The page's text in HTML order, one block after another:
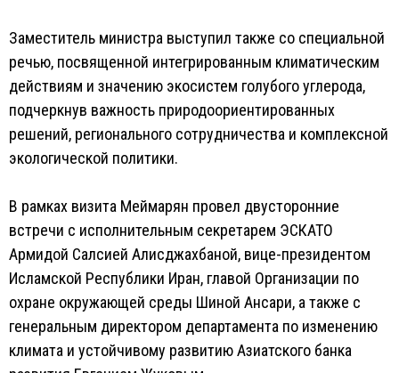
Заместитель министра выступил также со специальной
речью, посвященной интегрированным климатическим
действиям и значению экосистем голубого углерода,
подчеркнув важность природоориентированных
решений, регионального сотрудничества и комплексной
экологической политики.
В рамках визита Меймарян провел двусторонние
встречи с исполнительным секретарем ЭСКАТО
Армидой Салсией Алисджахбаной, вице-президентом
Исламской Республики Иран, главой Организации по
охране окружающей среды Шиной Ансари, а также с
генеральным директором департамента по изменению
климата и устойчивому развитию Азиатского банка